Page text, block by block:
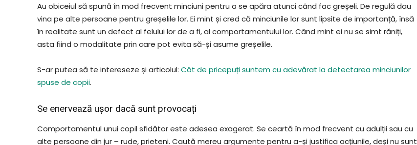
Au obiceiul să spună în mod frecvent minciuni pentru a se apăra atunci când fac greșeli. De regulă dau
vina pe alte persoane pentru greșelile lor. Ei mint și cred că minciunile lor sunt lipsite de importanță, însă
în realitate sunt un defect al felului lor de a fi, al comportamentului lor. Când mint ei nu se simt răniți,
asta fiind o modalitate prin care pot evita să-și asume greșelile.
S-ar putea să te intereseze și articolul: Cât de pricepuți suntem cu adevărat la detectarea minciunilor
spuse de copii.
Se enervează ușor dacă sunt provocați
Comportamentul unui copil sfidător este adesea exagerat. Se ceartă în mod frecvent cu adulții sau cu
alte persoane din jur – rude, prieteni. Caută mereu argumente pentru a-și justifica acțiunile, deși nu sunt